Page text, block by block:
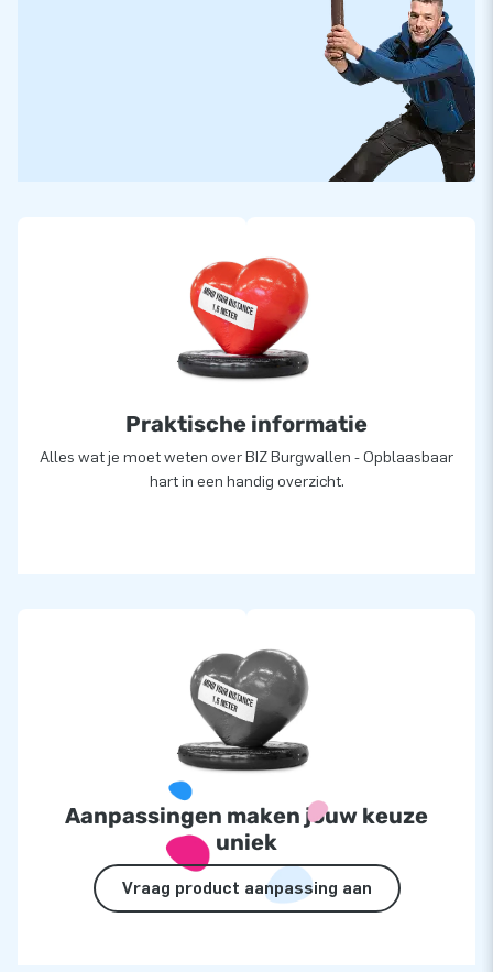
Praktische informatie
Alles wat je moet weten over BIZ Burgwallen - Opblaasbaar
hart in een handig overzicht.
Aanpassingen maken jouw keuze
uniek
Vraag product aanpassing aan